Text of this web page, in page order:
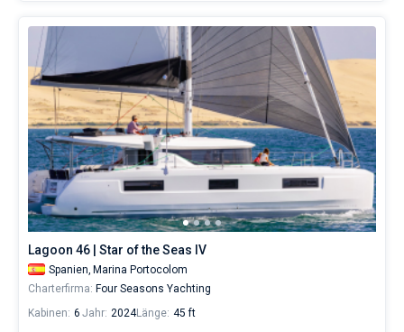
Lagoon 46 | Star of the Seas IV
Spanien, Marina Portocolom
Charterfirma: Four Seasons Yachting
Kabinen: 6 Jahr: 2024Länge: 45 ft